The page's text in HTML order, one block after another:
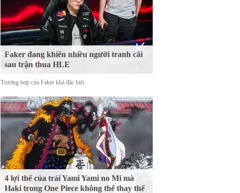
Faker đang khiến nhiều người tranh cãi
sau trận thua HLE
Trường hợp của Faker khá đặc biệt.
4 lợi thế của trái Yami Yami no Mi mà
Haki trong One Piece không thể thay thế